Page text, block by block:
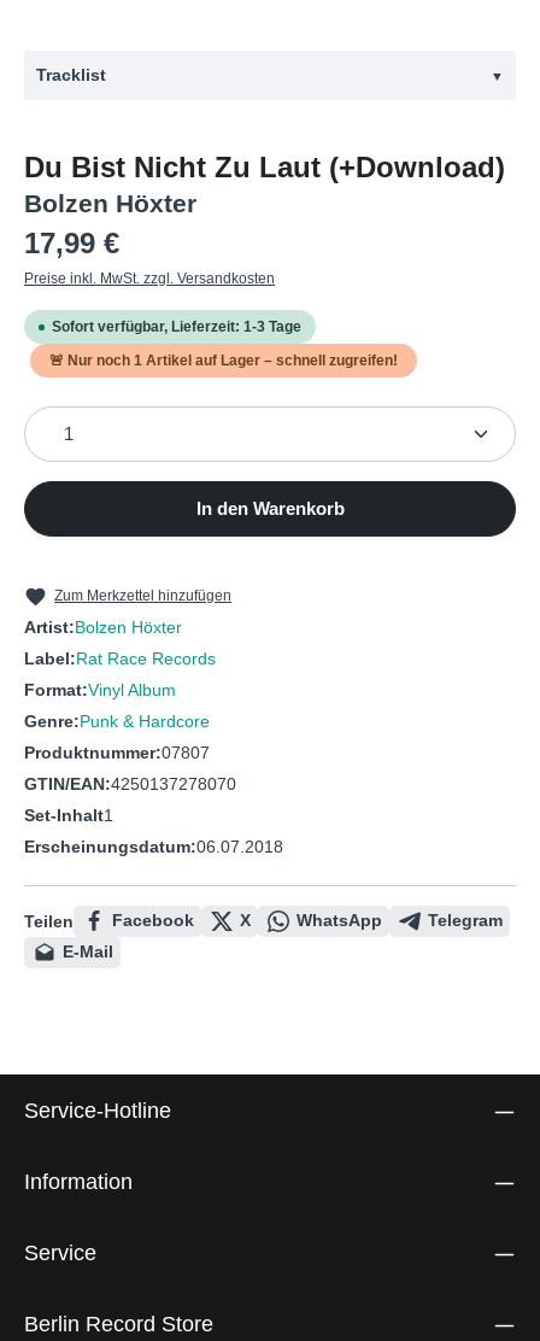
Tracklist ▼
1 Geh Nach Hause (A-Seite)
2 Die Dinge
3 Du Bist Nicht Zu Laut
4 Egomann
5 Mörder
6 Bettina (B-Seite)
7
8 Kleiner Matrose
11 Weites Feld
12 Scheissegal
Du Bist Nicht Zu Laut (+Download)
Bolzen Höxter
Regulärer Preis:
17,99 €
Preise inkl. MwSt. zzgl. Versandkosten
Sofort verfügbar, Lieferzeit: 1-3 Tage
🚨 Nur noch 1 Artikel auf Lager – schnell zugreifen!
Produkt Anzahl: Gib den gewünschten Wert ein
In den Warenkorb
Zum Merkzettel hinzufügen
Artist:Bolzen Höxter
Label:Rat Race Records
Format:Vinyl Album
Genre:Punk & Hardcore
Produktnummer:07807
GTIN/EAN:4250137278070
Set-Inhalt1
Erscheinungsdatum:06.07.2018
Teilen Facebook X WhatsApp
Telegram
E-Mail
Service-Hotline
Information
Service
Berlin Record Store